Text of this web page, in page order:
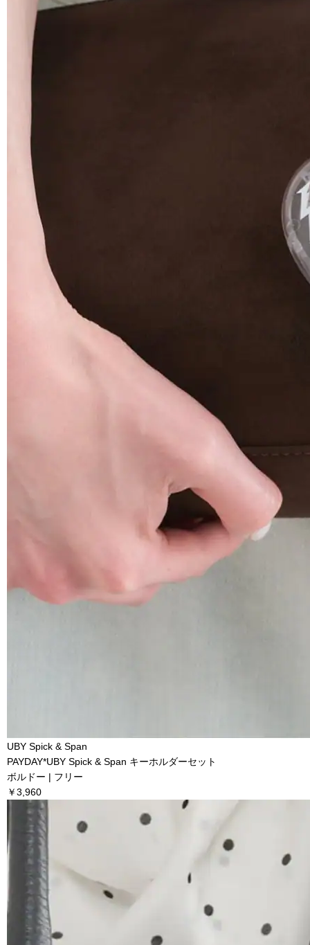
UBY Spick & Span
PAYDAY*UBY Spick & Span キーホルダーセット
ボルドー | フリー
￥3,960